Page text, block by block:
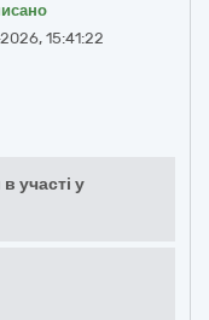
15:41:22
участі у